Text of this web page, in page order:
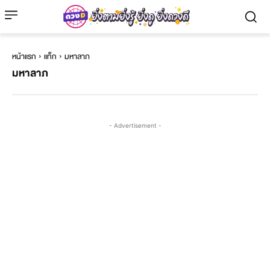
หน้าแรก แท็ก มหาลาภ
มหาลาภ
- Advertisement -